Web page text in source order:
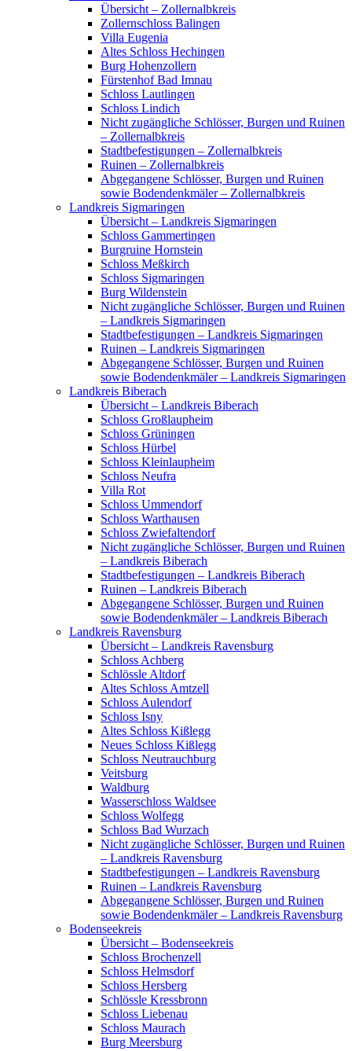
Übersicht – Zollernalbkreis
Zollernschloss Balingen
Villa Eugenia
Altes Schloss Hechingen
Burg Hohenzollern
Fürstenhof Bad Imnau
Schloss Lautlingen
Schloss Lindich
Nicht zugängliche Schlösser, Burgen und Ruinen
– Zollernalbkreis
Stadtbefestigungen – Zollernalbkreis
Ruinen – Zollernalbkreis
Abgegangene Schlösser, Burgen und Ruinen
sowie Bodendenkmäler – Zollernalbkreis
Landkreis Sigmaringen
Übersicht – Landkreis Sigmaringen
Schloss Gammertingen
Burgruine Hornstein
Schloss Meßkirch
Schloss Sigmaringen
Burg Wildenstein
Nicht zugängliche Schlösser, Burgen und Ruinen
– Landkreis Sigmaringen
Stadtbefestigungen – Landkreis Sigmaringen
Ruinen – Landkreis Sigmaringen
Abgegangene Schlösser, Burgen und Ruinen
sowie Bodendenkmäler – Landkreis Sigmaringen
Landkreis Biberach
Übersicht – Landkreis Biberach
Schloss Großlaupheim
Schloss Grüningen
Schloss Hürbel
Schloss Kleinlaupheim
Schloss Neufra
Villa Rot
Schloss Ummendorf
Schloss Warthausen
Schloss Zwiefaltendorf
Nicht zugängliche Schlösser, Burgen und Ruinen
– Landkreis Biberach
Stadtbefestigungen – Landkreis Biberach
Ruinen – Landkreis Biberach
Abgegangene Schlösser, Burgen und Ruinen
sowie Bodendenkmäler – Landkreis Biberach
Landkreis Ravensburg
Übersicht – Landkreis Ravensburg
Schloss Achberg
Schlössle Altdorf
Altes Schloss Amtzell
Schloss Aulendorf
Schloss Isny
Altes Schloss Kißlegg
Neues Schloss Kißlegg
Schloss Neutrauchburg
Veitsburg
Waldburg
Wasserschloss Waldsee
Schloss Wolfegg
Schloss Bad Wurzach
Nicht zugängliche Schlösser, Burgen und Ruinen
– Landkreis Ravensburg
Stadtbefestigungen – Landkreis Ravensburg
Ruinen – Landkreis Ravensburg
Abgegangene Schlösser, Burgen und Ruinen
sowie Bodendenkmäler – Landkreis Ravensburg
Bodenseekreis
Übersicht – Bodenseekreis
Schloss Brochenzell
Schloss Helmsdorf
Schloss Hersberg
Schlössle Kressbronn
Schloss Liebenau
Schloss Maurach
Burg Meersburg